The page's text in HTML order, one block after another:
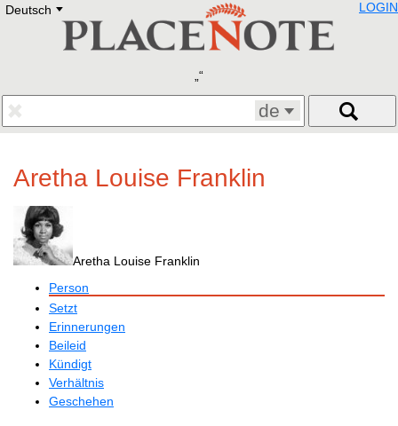
Deutsch E
Deutsch
Francais
Polski
Eestikeelne
LOGIN
de
Aretha Louise Franklin
Aretha Louise Franklin
Person
Setzt
Erinnerungen
Beileid
Kündigt
Verhältnis
Geschehen